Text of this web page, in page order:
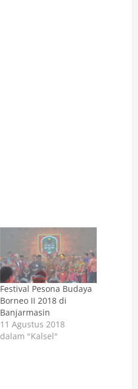
Festival Pesona Budaya
Borneo II 2018 di
Banjarmasin
11 Agustus 2018
dalam "Kalsel"